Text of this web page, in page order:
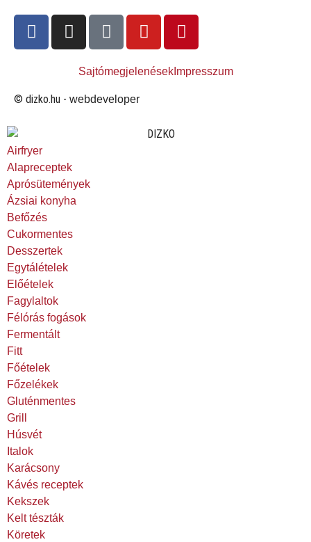
SajtómegjelenésekImpresszum
© dizko.hu - webdeveloper
Airfryer
Alapreceptek
Aprósütemények
Ázsiai konyha
Befőzés
Cukormentes
Desszertek
Egytálételek
Előételek
Fagylaltok
Félórás fogások
Fermentált
Fitt
Főételek
Főzelékek
Gluténmentes
Grill
Húsvét
Italok
Karácsony
Kávés receptek
Kekszek
Kelt tészták
Köretek